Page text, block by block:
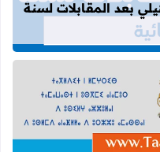
بعد المقابلات لسنة